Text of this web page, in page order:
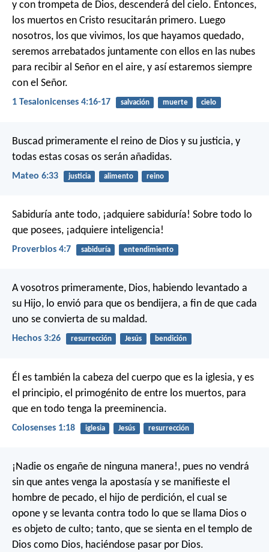
y con trompeta de Dios, descenderá del cielo. Entonces,
los muertos en Cristo resucitarán primero. Luego
nosotros, los que vivimos, los que hayamos quedado,
seremos arrebatados juntamente con ellos en las nubes
para recibir al Señor en el aire, y así estaremos siempre
con el Señor.
1 Tesalonicenses 4:16-17 salvación muerte cielo
Buscad primeramente el reino de Dios y su justicia, y
todas estas cosas os serán añadidas.
Mateo 6:33 justicia alimento reino
Sabiduría ante todo, ¡adquiere sabiduría! Sobre todo lo
que posees, ¡adquiere inteligencia!
Proverbios 4:7 sabiduría entendimiento
A vosotros primeramente, Dios, habiendo levantado a
su Hijo, lo envió para que os bendijera, a fin de que cada
uno se convierta de su maldad.
Hechos 3:26 resurrección Jesús bendición
Él es también la cabeza del cuerpo que es la iglesia, y es
el principio, el primogénito de entre los muertos, para
que en todo tenga la preeminencia.
Colosenses 1:18 iglesia Jesús resurrección
¡Nadie os engañe de ninguna manera!, pues no vendrá
sin que antes venga la apostasía y se manifieste el
hombre de pecado, el hijo de perdición, el cual se
opone y se levanta contra todo lo que se llama Dios o
es objeto de culto; tanto, que se sienta en el templo de
Dios como Dios, haciéndose pasar por Dios.